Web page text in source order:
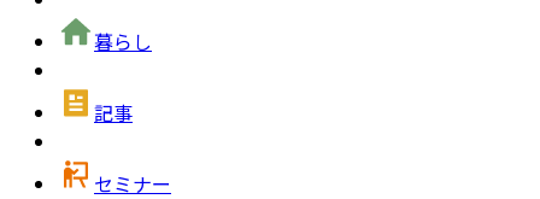
暮らし
記事
セミナー